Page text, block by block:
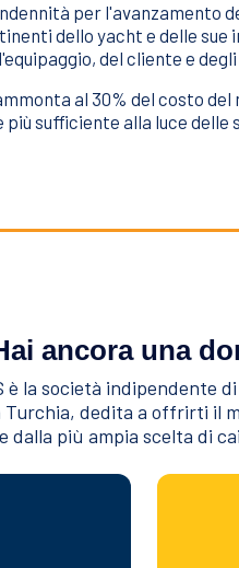
per l'avanzamento
dello yacht e delle
del cliente e
al 30% del costo
più sufficiente alla luce
ancora una
è la società indipendente
Turchia, dedita a offrirti il
dalla più ampia scelta di